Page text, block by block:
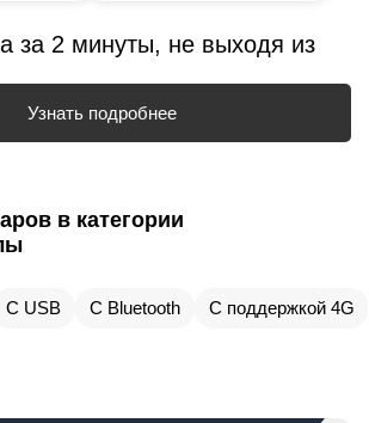
за 2 минуты, не выходя из
Узнать подробнее
в категории
С USB С Bluetooth С поддержкой 4G